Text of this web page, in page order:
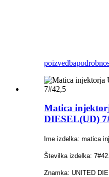
poizvedba
Matica
DIESEL(UD)
Ime izdelka: matica
Številka izdelka:
Znamka: UNITED